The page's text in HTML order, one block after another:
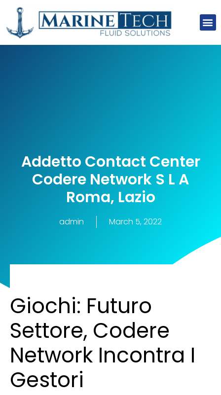
Addetto Contact Center
Codere Network S L A
Roma, Lazio
admin March 5, 2022
Giochi: Futuro
Settore, Codere
Network Incontra I
Gestori